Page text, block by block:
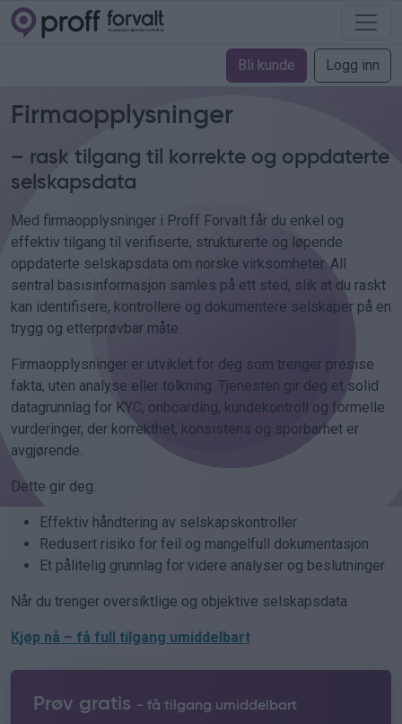
Bli kunde Logg inn
Firmaopplysninger
– rask tilgang til korrekte og oppdaterte
selskapsdata
Med firmaopplysninger i Proff Forvalt får du enkel og
effektiv tilgang til verifiserte, strukturerte og løpende
oppdaterte selskapsdata om norske virksomheter. All
sentral basisinformasjon samles på ett sted, slik at du raskt
kan identifisere, kontrollere og dokumentere selskaper på en
trygg og etterprøvbar måte.
Firmaopplysninger er utviklet for deg som trenger presise
fakta, uten analyse eller tolkning. Tjenesten gir deg et solid
datagrunnlag for KYC, onboarding, kundekontroll og formelle
vurderinger, der korrekthet, konsistens og sporbarhet er
avgjørende.
Dette gir deg:
Effektiv håndtering av selskapskontroller
Redusert risiko for feil og mangelfull dokumentasjon
Et pålitelig grunnlag for videre analyser og beslutninger
Når du trenger oversiktlige og objektive selskapsdata
Kjøp nå – få full tilgang umiddelbart
Prøv gratis - få tilgang umiddelbart